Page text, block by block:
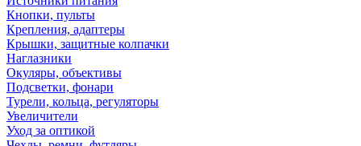
Кнопки, пульты
Крепления, адаптеры
Крышки, защитные колпачки
Наглазники
Окуляры, объективы
Подсветки, фонари
Турели, кольца, регуляторы
Увеличители
Уход за оптикой